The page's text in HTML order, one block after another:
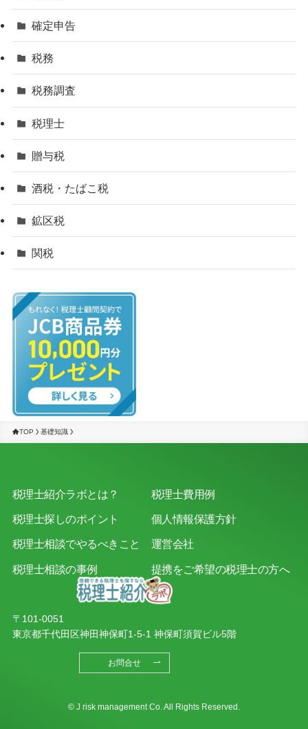
確定申告
税務
税務調査
税理士
贈与税
酒税・たばこ税
鉱区税
関税
TOP 基礎知識
税理士紹介ラボとは？
税理士探しのポイント
税理士相談でやるべきこと
税理士相談の事例
税理士費用例
個人情報保護方針
運営会社
提携をご希望の税理士の方へ
〒101-0051
東京都千代田区神田神保町1-5-1 神保町須賀ビル5階
お問合せ
© J risk management Co. All Rights Reserved.